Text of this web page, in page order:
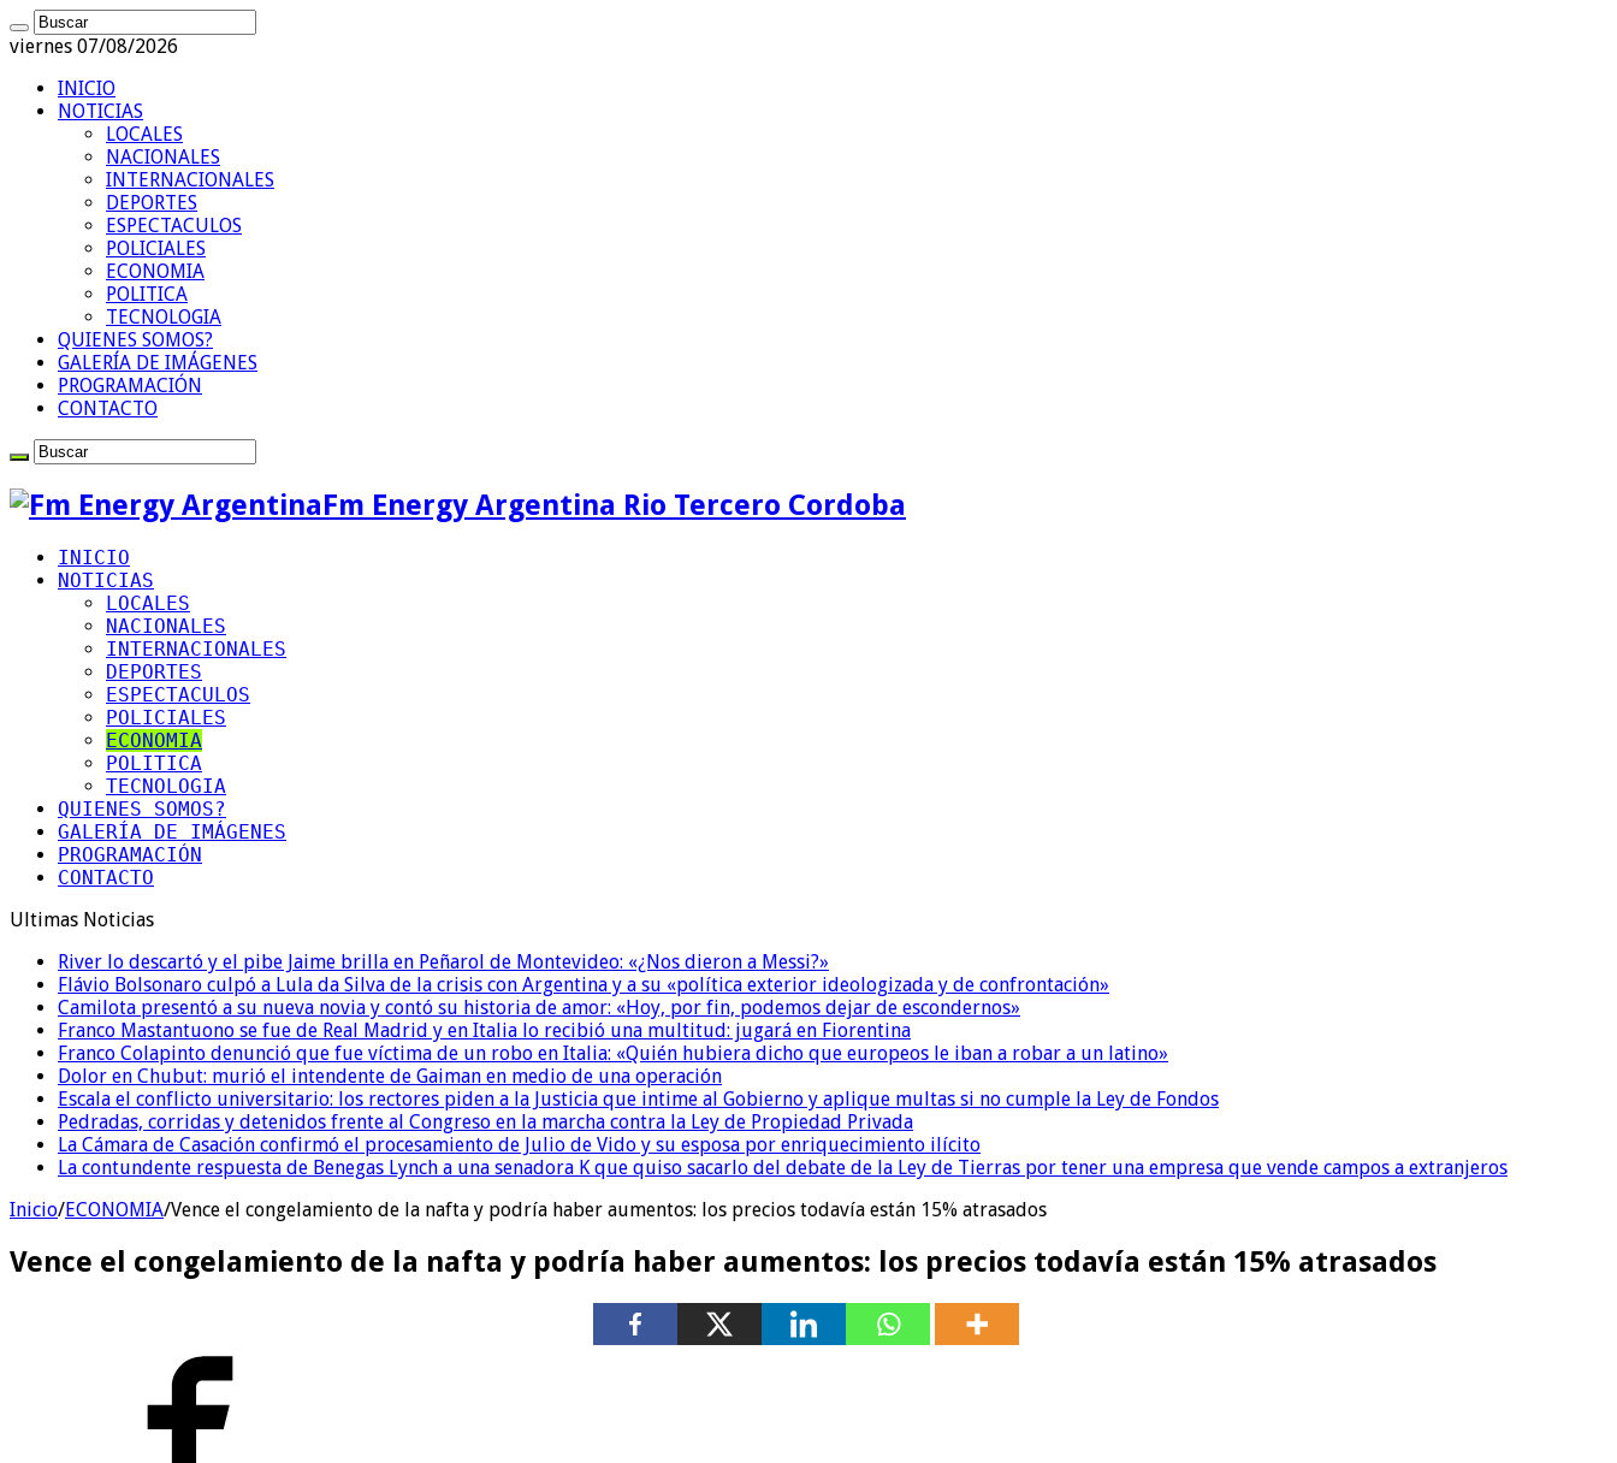
viernes 07/08/2026
INICIO
NOTICIAS
LOCALES
NACIONALES
INTERNACIONALES
DEPORTES
ESPECTACULOS
POLICIALES
ECONOMIA
POLITICA
TECNOLOGIA
QUIENES SOMOS?
GALERÍA DE IMÁGENES
PROGRAMACIÓN
CONTACTO
Fm Energy Argentina Rio Tercero Cordoba
INICIO
NOTICIAS
LOCALES
NACIONALES
INTERNACIONALES
DEPORTES
ESPECTACULOS
POLICIALES
ECONOMIA
POLITICA
TECNOLOGIA
QUIENES SOMOS?
GALERÍA DE IMÁGENES
PROGRAMACIÓN
CONTACTO
Ultimas Noticias
River lo descartó y el pibe Jaime brilla en Peñarol de Montevideo: «¿Nos dieron a Messi?»
Flávio Bolsonaro culpó a Lula da Silva de la crisis con Argentina y a su «política exterior ideologizada y de confrontación»
Camilota presentó a su nueva novia y contó su historia de amor: «Hoy, por fin, podemos dejar de escondernos»
Franco Mastantuono se fue de Real Madrid y en Italia lo recibió una multitud: jugará en Fiorentina
Franco Colapinto denunció que fue víctima de un robo en Italia: «Quién hubiera dicho que europeos le iban a robar a un latino»
Dolor en Chubut: murió el intendente de Gaiman en medio de una operación
Escala el conflicto universitario: los rectores piden a la Justicia que intime al Gobierno y aplique multas si no cumple la Ley de Fondos
Pedradas, corridas y detenidos frente al Congreso en la marcha contra la Ley de Propiedad Privada
La Cámara de Casación confirmó el procesamiento de Julio de Vido y su esposa por enriquecimiento ilícito
La contundente respuesta de Benegas Lynch a una senadora K que quiso sacarlo del debate de la Ley de Tierras por tener una empresa que vende campos a extranjeros
Inicio/ECONOMIA/Vence el congelamiento de la nafta y podría haber aumentos: los precios todavía están 15% atrasados
Vence el congelamiento de la nafta y podría haber aumentos: los precios todavía están 15% atrasados